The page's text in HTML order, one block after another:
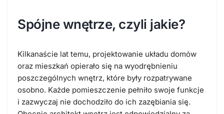
Spójne wnętrze, czyli jakie?
Kilkanaście lat temu, projektowanie układu domów
oraz mieszkań opierało się na wyodrębnieniu
poszczególnych wnętrz, które były rozpatrywane
osobno. Każde pomieszczenie pełniło swoje funkcje
i zazwyczaj nie dochodziło do ich zazębiania się.